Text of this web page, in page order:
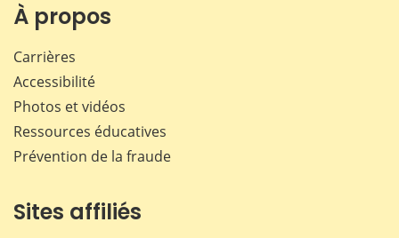
À propos
Carrières
Accessibilité
Photos et vidéos
Ressources éducatives
Prévention de la fraude
Sites affiliés